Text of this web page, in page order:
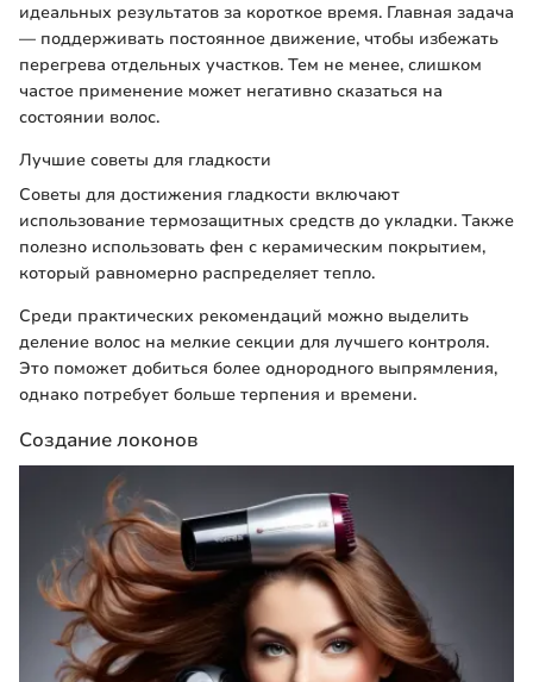
идеальных результатов за короткое время. Главная задача
— поддерживать постоянное движение, чтобы избежать
перегрева отдельных участков. Тем не менее, слишком
частое применение может негативно сказаться на
состоянии волос.
Лучшие советы для гладкости
Советы для достижения гладкости включают
использование термозащитных средств до укладки. Также
полезно использовать фен с керамическим покрытием,
который равномерно распределяет тепло.
Среди практических рекомендаций можно выделить
деление волос на мелкие секции для лучшего контроля.
Это поможет добиться более однородного выпрямления,
однако потребует больше терпения и времени.
Создание локонов